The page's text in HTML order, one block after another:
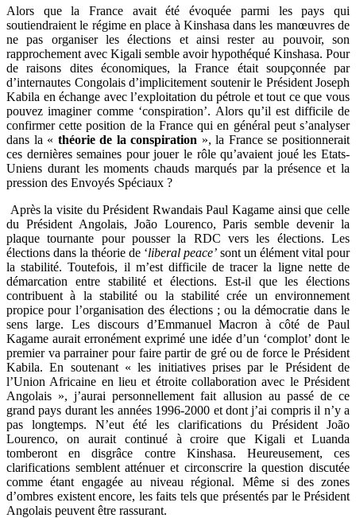
Alors que la France avait été évoquée parmi les pays qui
soutiendraient le régime en place à Kinshasa dans les manœuvres de
ne pas organiser les élections et ainsi rester au pouvoir, son
rapprochement avec Kigali semble avoir hypothéqué Kinshasa. Pour
de raisons dites économiques, la France était soupçonnée par
d’internautes Congolais d’implicitement soutenir le Président Joseph
Kabila en échange avec l’exploitation du pétrole et tout ce que vous
pouvez imaginer comme ‘conspiration’. Alors qu’il est difficile de
confirmer cette position de la France qui en général peut s’analyser
dans la « théorie de la conspiration », la France se positionnerait
ces dernières semaines pour jouer le rôle qu’avaient joué les Etats-
Uniens durant les moments chauds marqués par la présence et la
pression des Envoyés Spéciaux ?
Après la visite du Président Rwandais Paul Kagame ainsi que celle
du Président Angolais, João Lourenco, Paris semble devenir la
plaque tournante pour pousser la RDC vers les élections. Les
élections dans la théorie de ‘liberal peace’ sont un élément vital pour
la stabilité. Toutefois, il m’est difficile de tracer la ligne nette de
démarcation entre stabilité et élections. Est-il que les élections
contribuent à la stabilité ou la stabilité crée un environnement
propice pour l’organisation des élections ; ou la démocratie dans le
sens large. Les discours d’Emmanuel Macron à côté de Paul
Kagame aurait erronément exprimé une idée d’un ‘complot’ dont le
premier va parrainer pour faire partir de gré ou de force le Président
Kabila. En soutenant « les initiatives prises par le Président de
l’Union Africaine en lieu et étroite collaboration avec le Président
Angolais », j’aurai personnellement fait allusion au passé de ce
grand pays durant les années 1996-2000 et dont j’ai compris il n’y a
pas longtemps. N’eut été les clarifications du Président João
Lourenco, on aurait continué à croire que Kigali et Luanda
tomberont en disgrâce contre Kinshasa. Heureusement, ces
clarifications semblent atténuer et circonscrire la question discutée
comme étant engagée au niveau régional. Même si des zones
d’ombres existent encore, les faits tels que présentés par le Président
Angolais peuvent être rassurant.